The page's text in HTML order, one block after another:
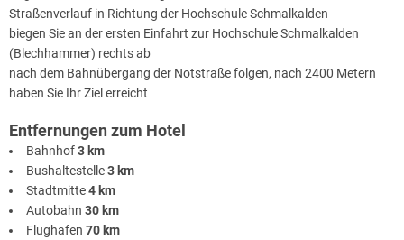
Straßenverlauf in Richtung der Hochschule Schmalkalden
biegen Sie an der ersten Einfahrt zur Hochschule Schmalkalden
(Blechhammer) rechts ab
nach dem Bahnübergang der Notstraße folgen, nach 2400 Metern
haben Sie Ihr Ziel erreicht
Entfernungen zum Hotel
Bahnhof3 km
Bushaltestelle3 km
Stadtmitte4 km
Autobahn 30 km
Flughafen 70 km